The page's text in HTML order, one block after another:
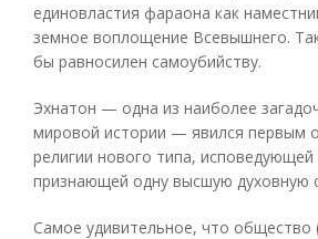
единовластия фараона как
земное воплощение Всевышнего.
бы равносилен самоубийству.
Эхнатон — одна из наиболее
мировой истории — явился первым
религии нового типа,
признающей одну высшую духовную
Самое удивительное, что общество